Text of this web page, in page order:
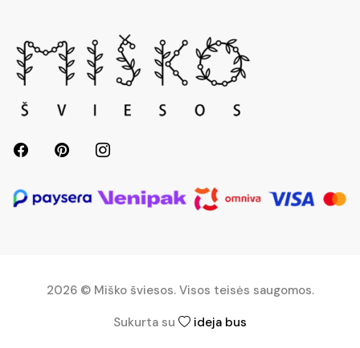
2026 © Miško šviesos. Visos teisės saugomos.
Sukurta su
ideja bus